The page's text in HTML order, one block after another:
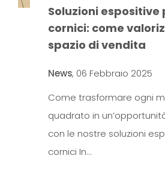
Soluzioni espositive
cornici: come
spazio di vendita
News, 06 Febbraio 2025
Come trasformare ogni
quadrato in
con le nostre soluzioni
cornici In…